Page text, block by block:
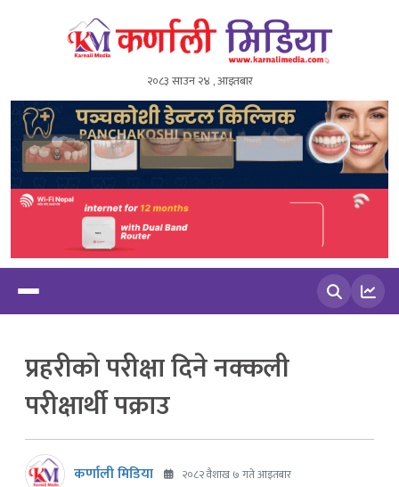
२०८३ साउन २४ , आइतबार
प्रहरीको परीक्षा दिने नक्कली
परीक्षार्थी पक्राउ
कर्णाली मिडिया २०८२ वैशाख ७ गते आइतबार